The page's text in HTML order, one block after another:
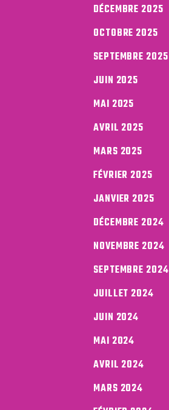
DÉCEMBRE 2025
OCTOBRE 2025
SEPTEMBRE 2025
JUIN 2025
MAI 2025
AVRIL 2025
MARS 2025
FÉVRIER 2025
JANVIER 2025
DÉCEMBRE 2024
NOVEMBRE 2024
SEPTEMBRE 2024
JUILLET 2024
JUIN 2024
MAI 2024
AVRIL 2024
MARS 2024